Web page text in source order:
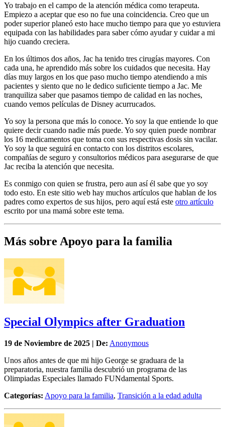
Yo trabajo en el campo de la atención médica como terapeuta.
Empiezo a aceptar que eso no fue una coincidencia. Creo que un
poder superior planeó esto hace mucho tiempo para que yo estuviera
equipada con las habilidades para saber cómo ayudar y cuidar a mi
hijo cuando creciera.
En los últimos dos años, Jac ha tenido tres cirugías mayores. Con
cada una, he aprendido más sobre los cuidados que necesita. Hay
días muy largos en los que paso mucho tiempo atendiendo a mis
pacientes y siento que no le dedico suficiente tiempo a Jac. Me
tranquiliza saber que pasamos tiempo de calidad en las noches,
cuando vemos películas de Disney acurrucados.
Yo soy la persona que más lo conoce. Yo soy la que entiende lo que
quiere decir cuando nadie más puede. Yo soy quien puede nombrar
los 16 medicamentos que toma con sus respectivas dosis sin vacilar.
Yo soy la que seguirá en contacto con los distritos escolares,
compañías de seguro y consultorios médicos para asegurarse de que
Jac reciba la atención que necesita.
Es conmigo con quien se frustra, pero aun así él sabe que yo soy
todo esto. En este sitio web hay muchos artículos que hablan de los
padres como expertos de sus hijos, pero aquí está este otro artículo
escrito por una mamá sobre este tema.
Más sobre Apoyo para la familia
Special Olympics after Graduation
19 de Noviembre de 2025 | De: Anonymous
Unos años antes de que mi hijo George se graduara de la
preparatoria, nuestra familia descubrió un programa de las
Olimpiadas Especiales llamado FUNdamental Sports.
Categorías: Apoyo para la familia, Transición a la edad adulta